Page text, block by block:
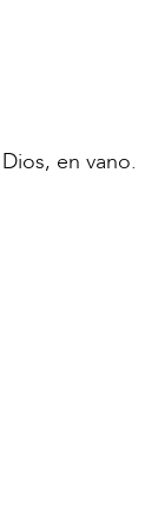
en vano.